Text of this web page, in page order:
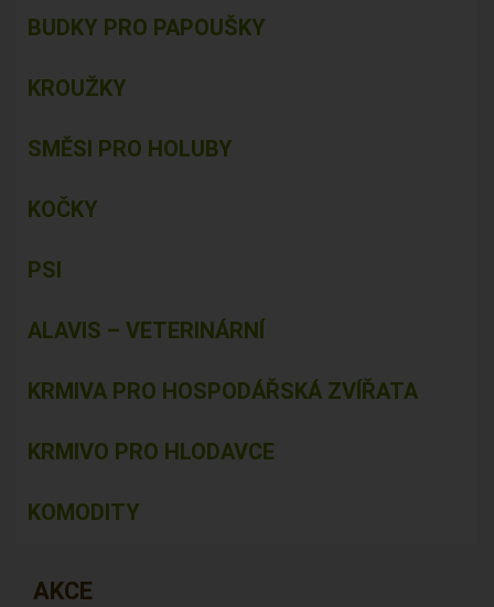
BUDKY PRO PAPOUŠKY
KROUŽKY
SMĚSI PRO HOLUBY
KOČKY
PSI
ALAVIS – VETERINÁRNÍ
KRMIVA PRO HOSPODÁŘSKÁ ZVÍŘATA
KRMIVO PRO HLODAVCE
KOMODITY
AKCE